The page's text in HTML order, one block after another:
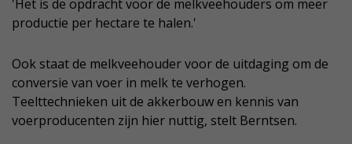
'Het is de opdracht voor de melkveehouders om meer
productie per hectare te halen.'
Ook staat de melkveehouder voor de uitdaging om de
conversie van voer in melk te verhogen.
Teelttechnieken uit de akkerbouw en kennis van
voerproducenten zijn hier nuttig, stelt Berntsen.